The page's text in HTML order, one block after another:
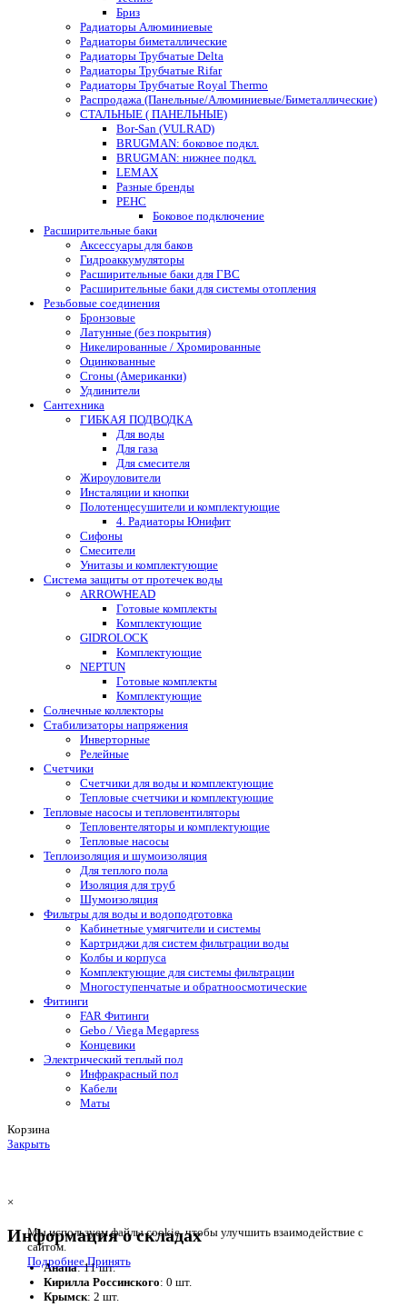
Бриз
Радиаторы Алюминиевые
Радиаторы биметаллические
Радиаторы Трубчатые Delta
Радиаторы Трубчатые Rifar
Радиаторы Трубчатые Royal Thermo
Распродажа (Панельные/Алюминиевые/Биметаллические)
СТАЛЬНЫЕ ( ПАНЕЛЬНЫЕ)
Bor-San (VULRAD)
BRUGMAN: боковое подкл.
BRUGMAN: нижнее подкл.
LEMAX
Разные бренды
РЕНС
Боковое подключение
Расширительные баки
Аксессуары для баков
Гидроаккумуляторы
Расширительные баки для ГВС
Расширительные баки для системы отопления
Резьбовые соединения
Бронзовые
Латунные (без покрытия)
Никелированные / Хромированные
Оцинкованные
Сгоны (Американки)
Удлинители
Сантехника
ГИБКАЯ ПОДВОДКА
Для воды
Для газа
Для смесителя
Жироуловители
Инсталяции и кнопки
Полотенцесушители и комплектующие
4. Радиаторы Юнифит
Сифоны
Смесители
Унитазы и комплектующие
Система защиты от протечек воды
ARROWHEAD
Готовые комплекты
Комплектующие
GIDROLOCK
Комплектующие
NEPTUN
Готовые комплекты
Комплектующие
Солнечные коллекторы
Стабилизаторы напряжения
Инверторные
Релейные
Счетчики
Счетчики для воды и комплектующие
Тепловые счетчики и комплектующие
Тепловые насосы и тепловентиляторы
Тепловентеляторы и комплектующие
Тепловые насосы
Теплоизоляция и шумоизоляция
Для теплого пола
Изоляция для труб
Шумоизоляция
Фильтры для воды и водоподготовка
Кабинетные умягчители и системы
Картриджи для систем фильтрации воды
Колбы и корпуса
Комплектующие для системы фильтрации
Многоступенчатые и обратноосмотические
Фитинги
FAR Фитинги
Gebo / Viega Megapress
Концевики
Электрический теплый пол
Инфракрасный пол
Кабели
Маты
Корзина
Закрыть
Мы используем файлы cookie, чтобы улучшить взаимодействие с
сайтом.
ПодробнееПринять
×
Информация о складах
Анапа: 11 шт.
Кирилла Россинского: 0 шт.
Крымск: 2 шт.